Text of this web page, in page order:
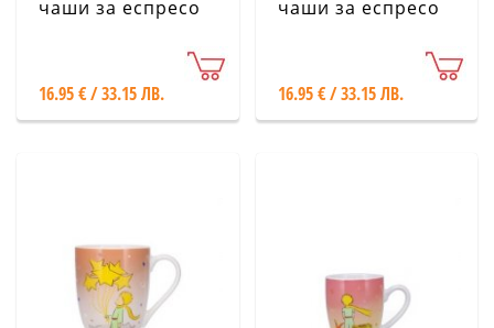
чаши за еспресо
16.95 € / 33.15 ЛВ.
чаши за еспресо
16.95 € / 33.15 ЛВ.